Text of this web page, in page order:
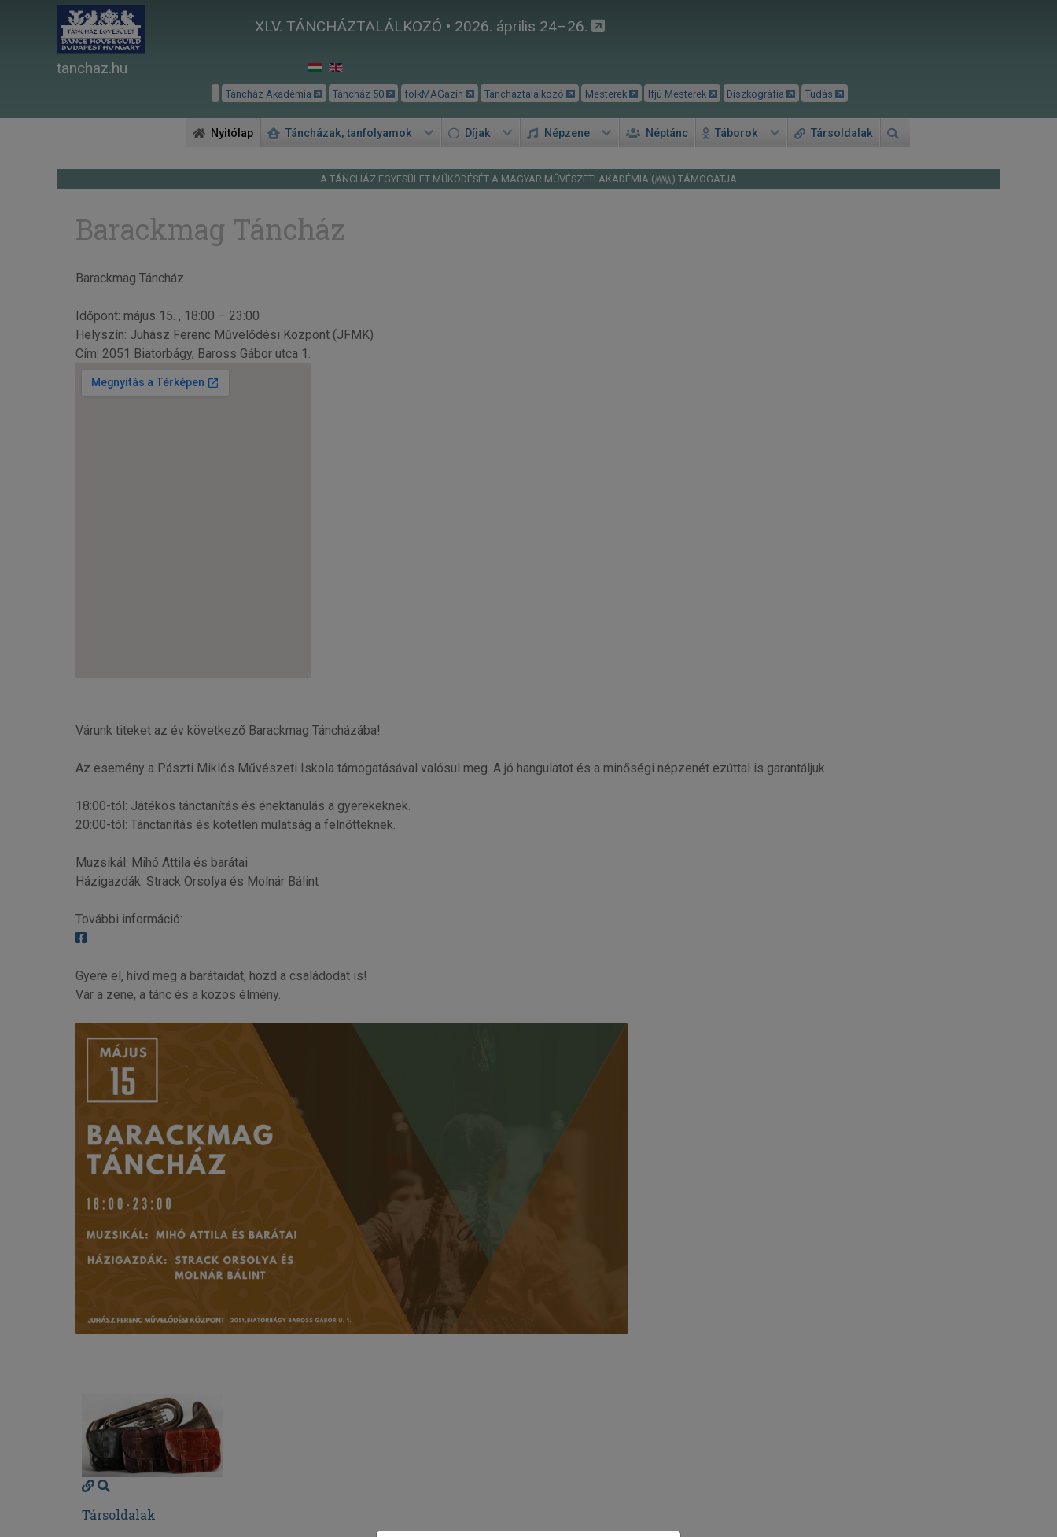
XLV. TÁNCHÁZTALÁLKOZÓ • 2026. április 24–26.
tanchaz.hu
Táncház Akadémia Táncház 50 folkMAGazin Táncháztalálkozó Mesterek Ifjú Mesterek Diszkográfia Tudás
Nyitólap Táncházak, tanfolyamok Díjak Népzene Néptánc Táborok Társoldalak
A TÁNCHÁZ EGYESÜLET MŰKÖDÉSÉT A MAGYAR MŰVÉSZETI AKADÉMIA ( ) TÁMOGATJA
Barackmag Táncház
Barackmag Táncház
Időpont: május 15. , 18:00 – 23:00
Helyszín: Juhász Ferenc Művelődési Központ (JFMK)
Cím: 2051 Biatorbágy, Baross Gábor utca 1.
Várunk titeket az év következő Barackmag Táncházába!
Az esemény a Pászti Miklós Művészeti Iskola támogatásával valósul meg. A jó hangulatot és a minőségi népzenét ezúttal is garantáljuk.
18:00-tól: Játékos tánctanítás és énektanulás a gyerekeknek.
20:00-tól: Tánctanítás és kötetlen mulatság a felnőtteknek.
Muzsikál: Mihó Attila és barátai
Házigazdák: Strack Orsolya és Molnár Bálint
További információ:
Gyere el, hívd meg a barátaidat, hozd a családodat is!
Vár a zene, a tánc és a közös élmény.
Társoldalak